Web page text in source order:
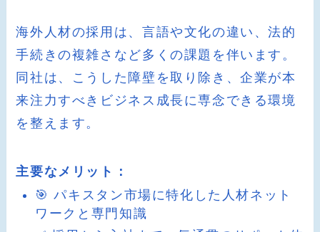
海外人材の採用は、言語や文化の違い、法的
手続きの複雑さなど多くの課題を伴います。
同社は、こうした障壁を取り除き、企業が本
来注力すべきビジネス成長に専念できる環境
を整えます。
主要なメリット：
🎯 パキスタン市場に特化した人材ネット
ワークと専門知識